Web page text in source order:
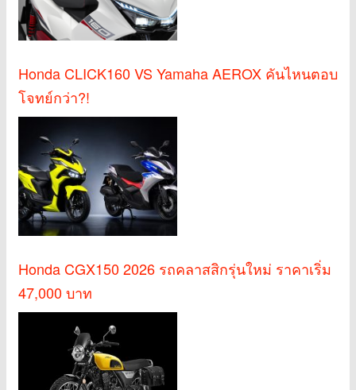
Honda CLICK160 VS Yamaha AEROX คันไหนตอบ
โจทย์กว่า?!
Honda CGX150 2026 รถคลาสสิกรุ่นใหม่ ราคาเริ่ม
47,000 บาท